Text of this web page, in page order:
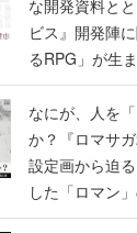
な開発資料と
ビス』開発陣
るRPG」が生
書】
なにが、人を
か？『ロマサ
設定画から迫
した「ロマン
書】